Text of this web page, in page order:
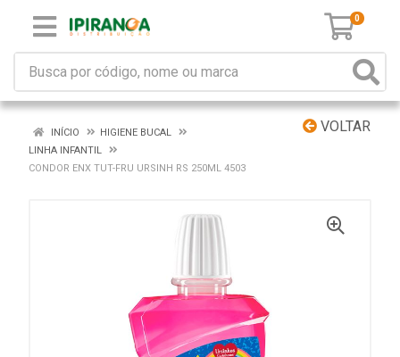
0
VOLTAR
INÍCIO
HIGIENE BUCAL
LINHA INFANTIL
CONDOR ENX TUT-FRU URSINH RS 250ML 4503